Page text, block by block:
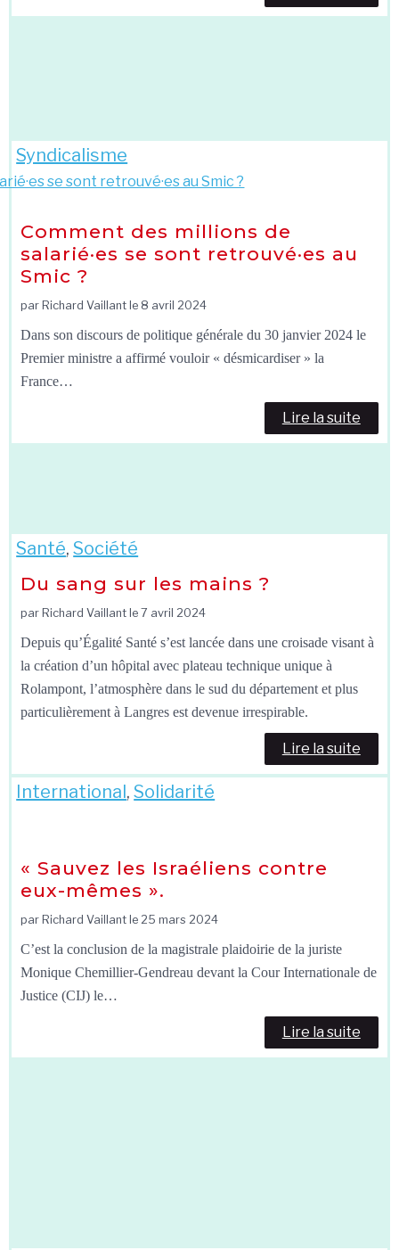
Syndicalisme
Comment des millions de
salarié·es se sont retrouvé·es au
Smic ?
par Richard Vaillant le 8 avril 2024
Dans son discours de politique générale du 30 janvier 2024 le
Premier ministre a affirmé vouloir « désmicardiser » la
France…
Lire la suite
Santé,Société
Du sang sur les mains ?
par Richard Vaillant le7 avril 2024
Depuis qu’Égalité Santé s’est lancée dans une croisade visant à
la création d’un hôpital avec plateau technique unique à
Rolampont, l’atmosphère dans le sud du département et plus
particulièrement à Langres est devenue irrespirable.
Lire la suite
International,Solidarité
« Sauvez les Israéliens contre
eux-mêmes ».
par Richard Vaillant le 25 mars 2024
C’est la conclusion de la magistrale plaidoirie de la juriste
Monique Chemillier-Gendreau devant la Cour Internationale de
Justice (CIJ) le…
Lire la suite